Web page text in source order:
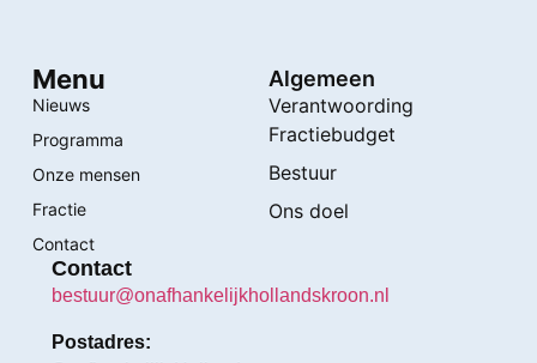
Menu
Nieuws
Programma
Onze mensen
Fractie
Contact
Algemeen
Verantwoording
Fractiebudget
Bestuur
Ons doel
Contact
bestuur@onafhankelijkhollandskroon.nl
Postadres: